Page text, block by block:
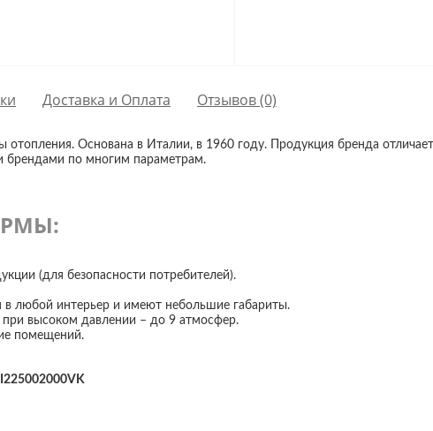
Доставка и Оплата Отзывов (0)
отопления. Основана в Италии, в 1960 году. Продукция бренда
брендами по многим параметрам.
(для безопасности потребителей).
любой интерьер и имеют небольшие габариты.
высоком давлении – до 9 атмосфер.
помещений.
I225002000VK